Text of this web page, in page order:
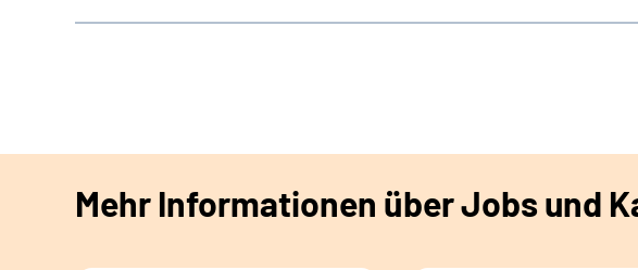
Mehr Informationen über Jobs und